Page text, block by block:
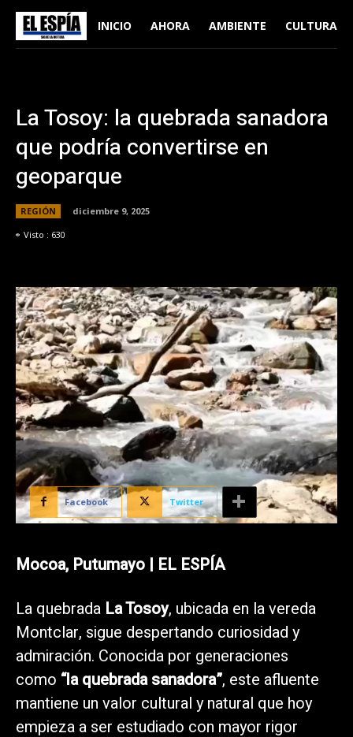
INICIO AHORA AMBIENTE CULTURA
La Tosoy: la quebrada sanadora
que podría convertirse en
geoparque
REGIÓN
diciembre 9, 2025
Visto : 630
Facebook Twitter
Mocoa, Putumayo | EL ESPÍA
La quebrada La Tosoy, ubicada en la vereda
Montclar, sigue despertando curiosidad y
admiración. Conocida por generaciones
como “la quebrada sanadora”, este afluente
mantiene un valor cultural y natural que hoy
empieza a ser estudiado con mayor rigor